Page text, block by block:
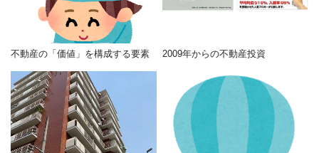
不動産の「価値」を構成する要素 2009年からの不動産投資